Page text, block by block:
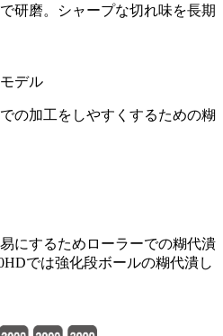
研磨。シャープな切れ味を長期
にするためローラーでの糊代潰
では強化段ボールの糊代潰し